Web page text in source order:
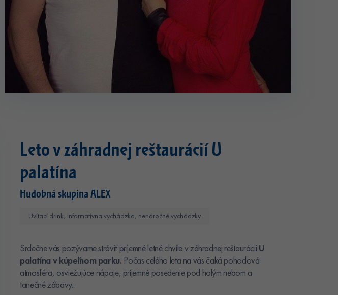
Leto v záhradnej reštaurácií U
palatína
Hudobná skupina ALEX
Uvítací drink, informatívna vychádzka, nenáročné vychádzky
Srdečne vás pozývame stráviť príjemné letné chvíle v záhradnej reštaurácii U
palatína v kúpeľnom parku. Počas celého leta na vás čaká pohodová
atmosféra, osviežujúce nápoje, príjemné posedenie pod holým nebom a
tanečné zábavy...